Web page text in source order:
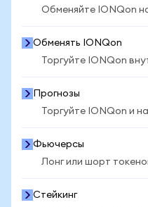
Обменяйте IONQon
Обменять IONQon
Торгуйте IONQon
Прогнозы
Торгуйте IONQon и
Фьючерсы
Лонг или шорт
Стейкинг